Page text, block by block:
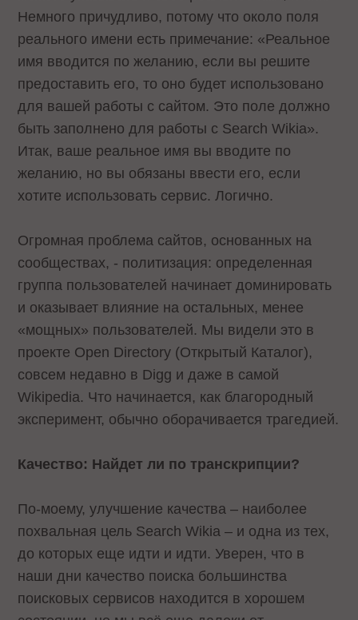
Немного причудливо, потому что около поля
реального имени есть примечание: «Реальное
имя вводится по желанию, если вы решите
предоставить его, то оно будет использовано
для вашей работы с сайтом. Это поле должно
быть заполнено для работы с Search Wikia».
Итак, ваше реальное имя вы вводите по
желанию, но вы обязаны ввести его, если
хотите использовать сервис. Логично.
Огромная проблема сайтов, основанных на
сообществах, - политизация: определенная
группа пользователей начинает доминировать
и оказывает влияние на остальных, менее
«мощных» пользователей. Мы видели это в
проекте Open Directory (Открытый Каталог),
совсем недавно в Digg и даже в самой
Wikipedia. Что начинается, как благородный
эксперимент, обычно оборачивается трагедией.
Качество: Найдет ли по транскрипции?
По-моему, улучшение качества – наиболее
похвальная цель Search Wikia – и одна из тех,
до которых еще идти и идти. Уверен, что в
наши дни качество поиска большинства
поисковых сервисов находится в хорошем